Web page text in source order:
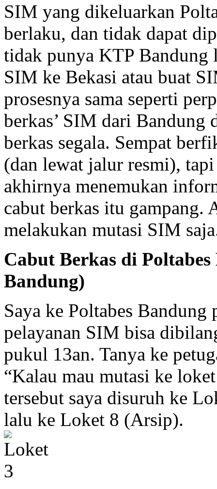
SIM yang dikeluarkan
berlaku, dan tidak dapat
tidak punya KTP Bandung
SIM ke Bekasi atau buat
prosesnya sama seperti
berkas’ SIM dari
berkas segala. Sempat
(dan lewat jalur resmi),
akhirnya menemukan
cabut berkas itu gampang.
melakukan mutasi SIM
Cabut Berkas di
Bandung)
Saya ke Poltabes Bandung
pelayanan SIM bisa
pukul 13an. Tanya ke
“Kalau mau mutasi ke
tersebut saya disuruh ke
lalu ke Loket 8 (Arsip).